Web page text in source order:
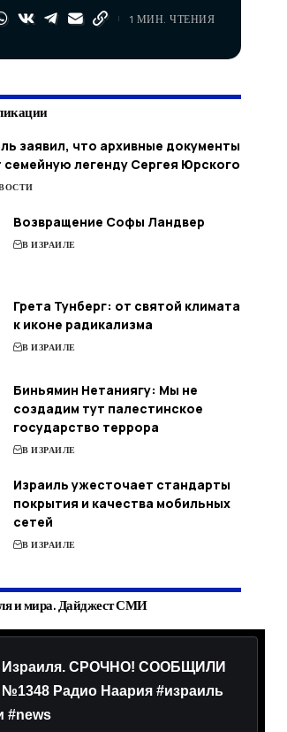
1 МИН. ЧТЕНИЯ
заявил, что архивные документы
легенду Сергея Юрского
Возвращение Софы Ландвер
В ИЗРАИЛЕ
Грета Тунберг: от святой климата
к иконе радикализма
В ИЗРАИЛЕ
Биньямин Нетаниягу: Мы не
создадим тут палестинское
государство террора
В ИЗРАИЛЕ
Израиль ужесточает стандарты
покрытия и качества мобильных
сетей
В ИЗРАИЛЕ
и мира. Дайджест СМИ